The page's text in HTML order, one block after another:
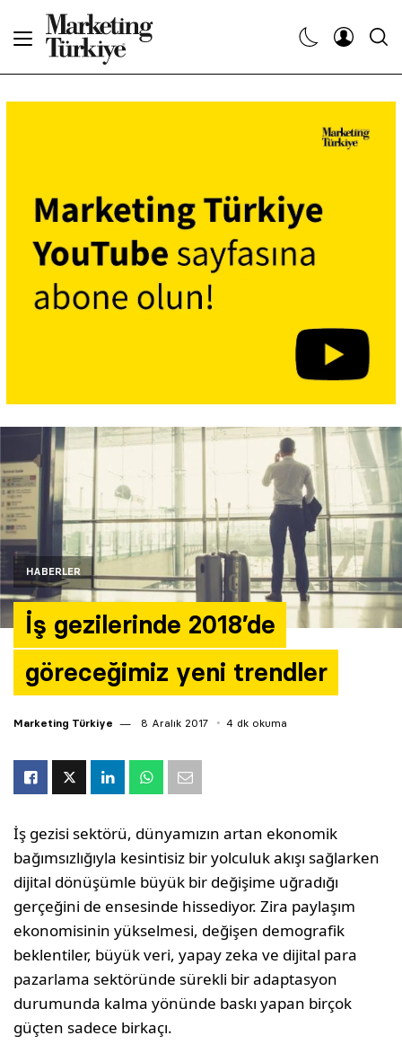
HABERLER
İş gezilerinde 2018’de
göreceğimiz yeni trendler
Marketing Türkiye 8 Aralık 2017 4 dk okuma
İş gezisi sektörü, dünyamızın artan ekonomik
bağımsızlığıyla kesintisiz bir yolculuk akışı sağlarken
dijital dönüşümle büyük bir değişime uğradığı
gerçeğini de ensesinde hissediyor. Zira paylaşım
ekonomisinin yükselmesi, değişen demografik
beklentiler, büyük veri, yapay zeka ve dijital para
pazarlama sektöründe sürekli bir adaptasyon
durumunda kalma yönünde baskı yapan birçok
güçten sadece birkaçı.
Dergiler
Etkinlikler
Araştırma